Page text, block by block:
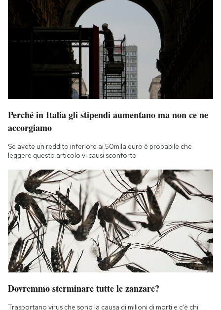
Perché in Italia gli stipendi aumentano ma non ce ne
accorgiamo
Se avete un reddito inferiore ai 50mila euro è probabile che
leggere questo articolo vi causi sconforto
Dovremmo sterminare tutte le zanzare?
Trasportano virus che sono la causa di milioni di morti e c'è chi